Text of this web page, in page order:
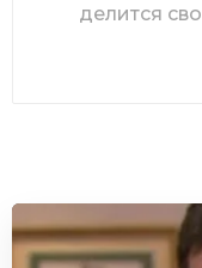
делится